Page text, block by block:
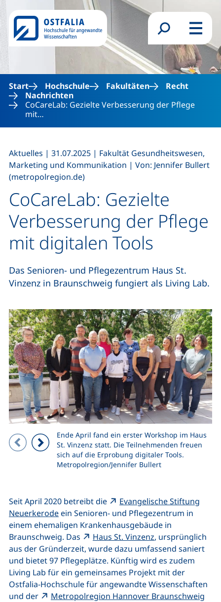
Direkt zum Inhalt
Suchformular
Menü
Start Hochschule Fakultäten
Recht
Nachrichten
CoCareLab: Gezielte Verbesserung der Pflege
mit…
CoCareLab: Gezielte
Verbesserung der Pflege
mit digitalen Tools
Aktuelles | 31.07.2025 | Fakultät Gesundheitswesen,
Marketing und Kommunikation | Von: Jennifer Bullert
(metropolregion.de)
Das Senioren- und Pflegezentrum Haus St.
Vinzenz in Braunschweig fungiert als Living Lab.
Ende April fand ein erster Workshop im Haus
St. Vinzenz statt. Die Teilnehmenden freuen
sich auf die Erprobung digitaler Tools.
Metropolregion/Jennifer Bullert
Zeigt Folie 1 von 5
Vorheriges Bild
Nächstes Bild
Seit April 2020 betreibt die
Evangelische Stiftung
Neuerkerode(externer Link, öffnet neues Fenster)
ein Senioren- und Pflegezentrum in
einem ehemaligen Krankenhausgebäude in
Braunschweig. Das
Haus St. Vinzenz(externer Link,
, ursprünglich
aus der Gründerzeit, wurde dazu umfassend saniert
und bietet 97 Pflegeplätze. Künftig wird es zudem
Living Lab für ein gemeinsames Projekt mit der
Ostfalia-Hochschule für angewandte Wissenschaften
und der
Metropolregion Hannover Braunschweig